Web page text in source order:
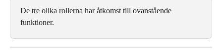
De tre olika rollerna har åtkomst till ovanstående
funktioner.